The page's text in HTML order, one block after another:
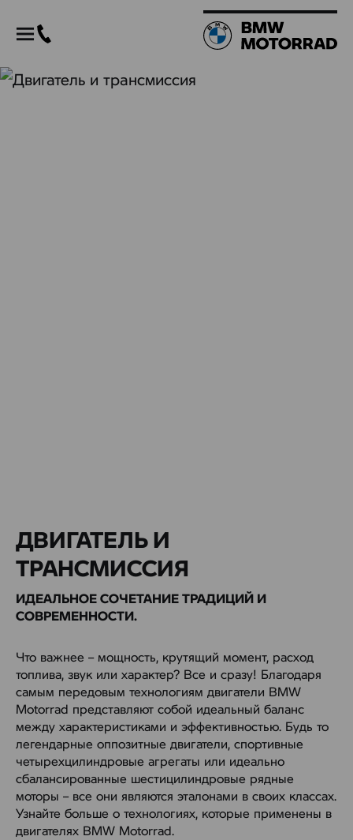
ДВИГАТЕЛЬ И
ТРАНСМИССИЯ
ИДЕАЛЬНОЕ СОЧЕТАНИЕ ТРАДИЦИЙ И
СОВРЕМЕННОСТИ.
Что важнее – мощность, крутящий момент, расход
топлива, звук или характер? Все и сразу! Благодаря
самым передовым технологиям двигатели BMW
Motorrad представляют собой идеальный баланс
между характеристиками и эффективностью. Будь то
легендарные оппозитные двигатели, спортивные
четырехцилиндровые агрегаты или идеально
сбалансированные шестицилиндровые рядные
моторы – все они являются эталонами в своих классах.
Узнайте больше о технологиях, которые применены в
двигателях BMW Motorrad.